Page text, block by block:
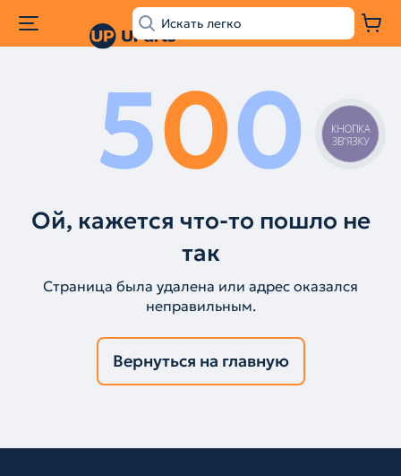
500
Ой, кажется что-то пошло не
так
Страница была удалена или адрес оказался
неправильным.
Вернуться на главную
КНОПКА
ЗВ'ЯЗКУ